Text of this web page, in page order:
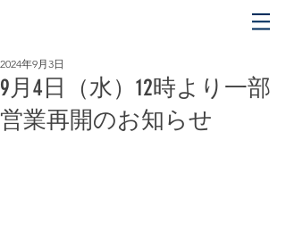
9月4日（水）12時より一部
営業再開のお知らせ
2024年9月3日